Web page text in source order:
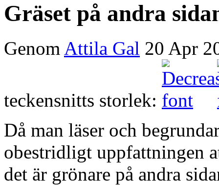
Gräset på andra
Genom Attila Gal 20 Apr
teckensnitts storlek:
Då man läser och
obestridligt uppfattningen
det är grönare på andra